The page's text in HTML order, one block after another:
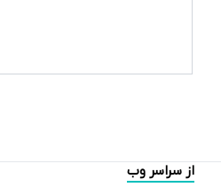
از سراسر وب